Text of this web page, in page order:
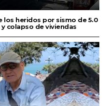
los heridos por sismo de 5.0
colapso de viviendas